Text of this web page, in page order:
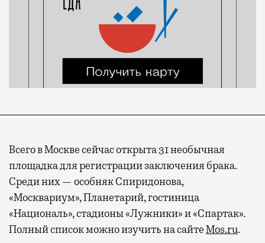
Всего в Москве сейчас открыта 31 необычная
площадка для регистрации заключения брака.
Среди них — особняк Спиридонова,
«Москвариум», Планетарий, гостиница
«Националь», стадионы «Лужники» и «Спартак».
Полный список можно изучить на сайтеMos.ru.